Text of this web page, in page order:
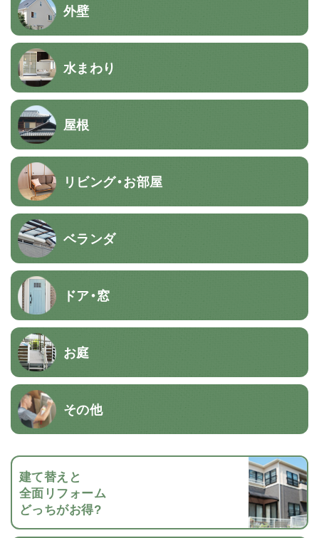
外壁
水まわり
屋根
リビング・お部屋
ベランダ
ドア・窓
お庭
その他
建て替えと
全面リフォーム
どっちがお得?